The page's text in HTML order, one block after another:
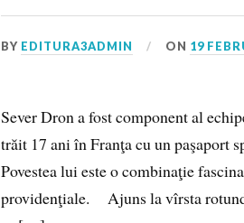
BY EDITURA3ADMIN ON 19
Sever Dron a fost component al
trăit 17 ani în Franţa cu un paşaport
Povestea lui este o combinaţie
providenţiale. Ajuns la vîrsta